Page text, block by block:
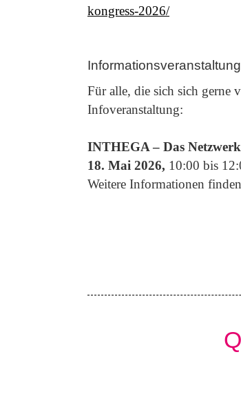
kongress-2026/
Für alle, die sich sich gerne
Infoveranstaltung:
INTHEGA – Das
18. Mai 2026, 10:00 bis
Weitere Informationen